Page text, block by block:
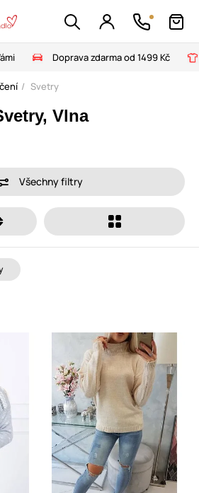
Doprava zdarma od 1499 Kč
Svetry
Vlna
Všechny filtry